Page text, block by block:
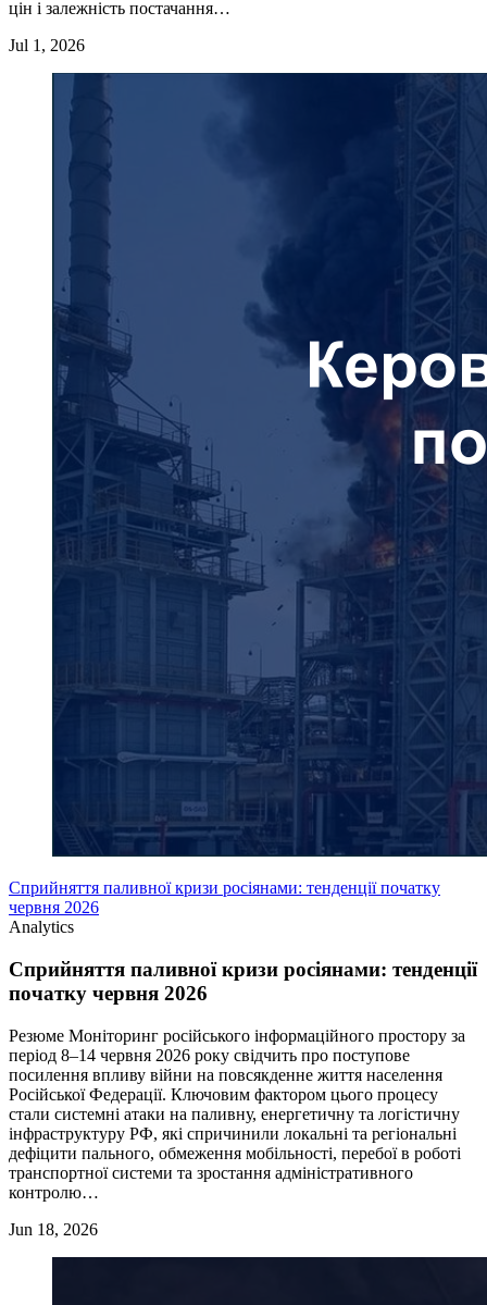
цін і залежність постачання…
Jul 1, 2026
Сприйняття паливної кризи росіянами: тенденції початку
червня 2026
Analytics
Сприйняття паливної кризи росіянами: тенденції
початку червня 2026
Резюме Моніторинг російського інформаційного простору за
період 8–14 червня 2026 року свідчить про поступове
посилення впливу війни на повсякденне життя населення
Російської Федерації. Ключовим фактором цього процесу
стали системні атаки на паливну, енергетичну та логістичну
інфраструктуру РФ, які спричинили локальні та регіональні
дефіцити пального, обмеження мобільності, перебої в роботі
транспортної системи та зростання адміністративного
контролю…
Jun 18, 2026